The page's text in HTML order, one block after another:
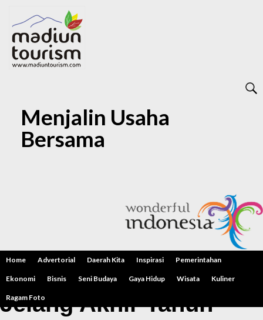
Menjalin Usaha
Bersama
Home Advertorial Daerah Kita Inspirasi Pemerintahan
Ekonomi Bisnis Seni Budaya Gaya Hidup Wisata Kuliner
Ragam Foto
Jelang Akhir Tahun